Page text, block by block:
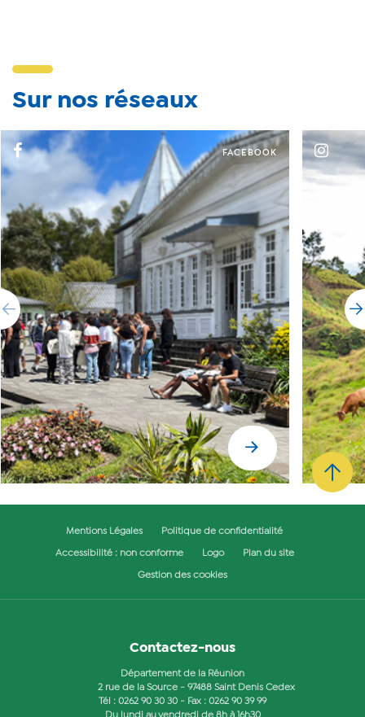
Sur nos réseaux
FACEBOOK
Facebook
Mentions Légales Politique de confidentialité
Accessibilité : non conforme Logo Plan du site
Gestion des cookies
Contactez-nous
Département de la Réunion
2 rue de la Source - 97488 Saint Denis Cedex
Tél : 0262 90 30 30 - Fax : 0262 90 39 99
Du lundi au vendredi de 8h à 16h30